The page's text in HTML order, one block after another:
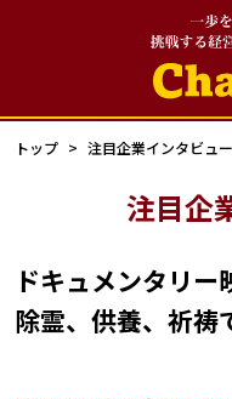
トップ 注目企業インタビュー
注目企
ドキュメンタリー
除霊、供養、祈祷